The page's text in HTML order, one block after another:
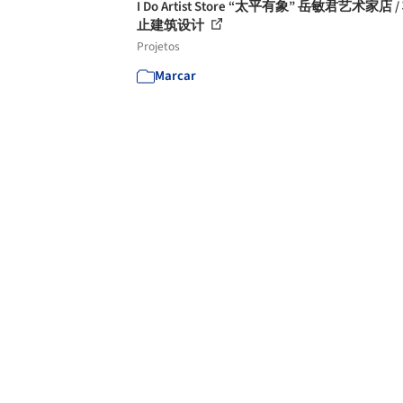
I Do Artist Store “太平有象” 岳敏君艺术家店
止建筑设计
Projetos
Marcar